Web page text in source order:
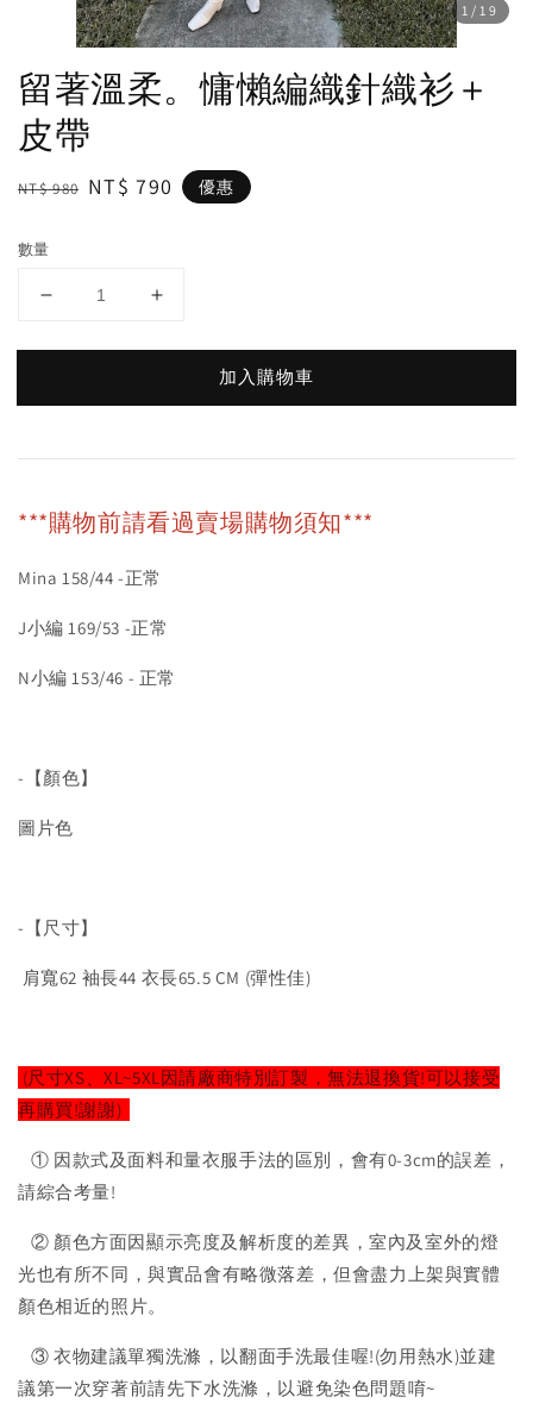
1 /19
留著溫柔。慵懶編織針織衫＋
皮帶
Regular
NT$ 980 Sale
NT$ 790 優惠
數量
加入購物車
***購物前請看過賣場購物須知***
Mina 158/44 -正常
J小編 169/53 -正常
N小編 153/46 - 正常
-【顏色】
圖片色
-【尺寸】
肩寬62 袖長44 衣長65.5 CM (彈性佳)
(尺寸XS、XL~5XL因請廠商特別訂製，無法退換貨!可以接受
再購買!謝謝)
① 因款式及面料和量衣服手法的區別，會有0-3cm的誤差，
請綜合考量!
② 顏色方面因顯示亮度及解析度的差異，室內及室外的燈
光也有所不同，與實品會有略微落差，但會盡力上架與實體
顏色相近的照片。
③ 衣物建議單獨洗滌，以翻面手洗最佳喔!(勿用熱水)並建
議第一次穿著前請先下水洗滌，以避免染色問題唷~